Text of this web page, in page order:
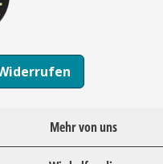
Mehr von uns